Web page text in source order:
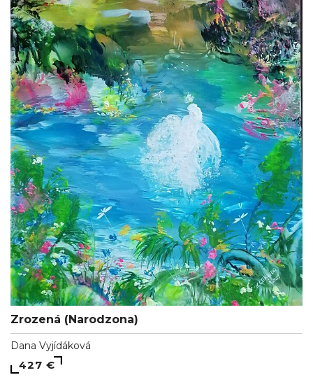
Zrozená (Narodzona)
Dana Vyjídáková
427 €